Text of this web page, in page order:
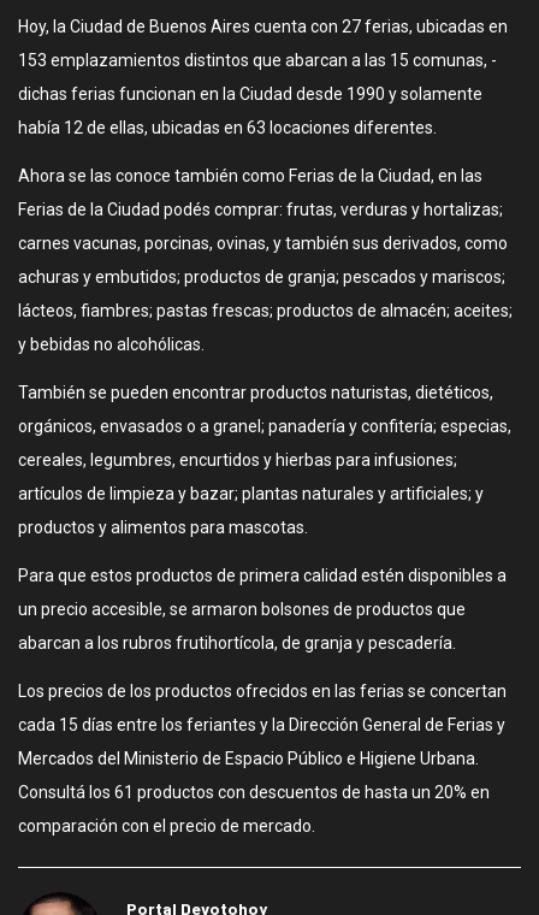
Hoy, la Ciudad de Buenos Aires cuenta con 27 ferias, ubicadas en
153 emplazamientos distintos que abarcan a las 15 comunas, -
dichas ferias funcionan en la Ciudad desde 1990 y solamente
había 12 de ellas, ubicadas en 63 locaciones diferentes.
Ahora se las conoce también como Ferias de la Ciudad, en las
Ferias de la Ciudad podés comprar: frutas, verduras y hortalizas;
carnes vacunas, porcinas, ovinas, y también sus derivados, como
achuras y embutidos; productos de granja; pescados y mariscos;
lácteos, fiambres; pastas frescas; productos de almacén; aceites;
y bebidas no alcohólicas.
También se pueden encontrar productos naturistas, dietéticos,
orgánicos, envasados o a granel; panadería y confitería; especias,
cereales, legumbres, encurtidos y hierbas para infusiones;
artículos de limpieza y bazar; plantas naturales y artificiales; y
productos y alimentos para mascotas.
Para que estos productos de primera calidad estén disponibles a
un precio accesible, se armaron bolsones de productos que
abarcan a los rubros frutihortícola, de granja y pescadería.
Los precios de los productos ofrecidos en las ferias se concertan
cada 15 días entre los feriantes y la Dirección General de Ferias y
Mercados del Ministerio de Espacio Público e Higiene Urbana.
Consultá los 61 productos con descuentos de hasta un 20% en
comparación con el precio de mercado.
Portal Devotohoy